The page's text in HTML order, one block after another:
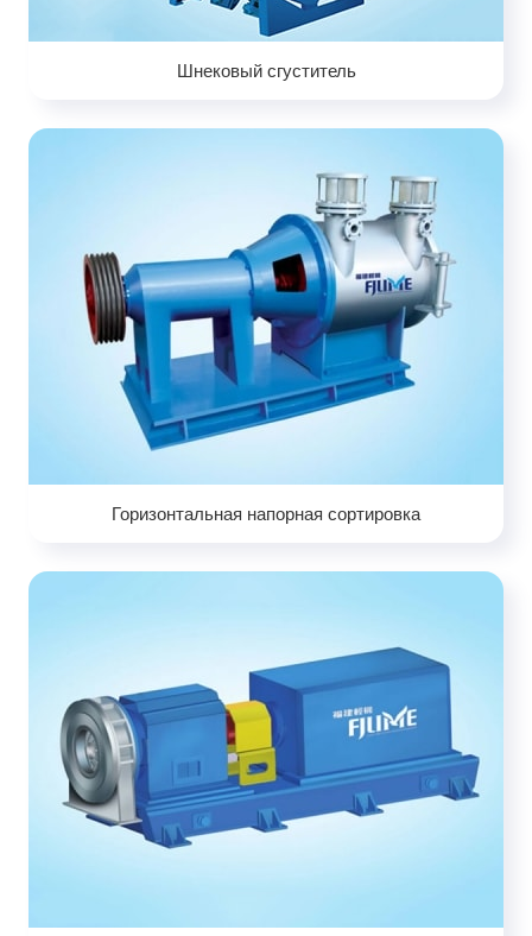
Шнековый сгуститель
Горизонтальная напорная сортировка